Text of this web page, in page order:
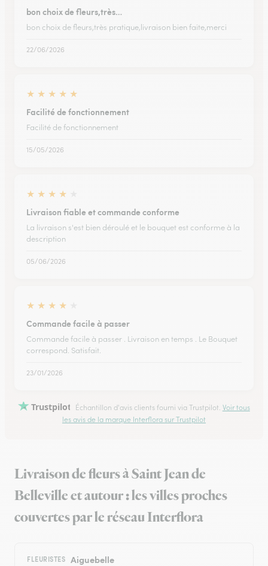
bon choix de fleurs,très…
bon choix de fleurs,très pratique,livraison bien faite,merci
22/06/2026
★ ★ ★ ★ ★
Facilité de fonctionnement
Facilité de fonctionnement
15/05/2026
★ ★ ★ ★
Livraison fiable et commande conforme
La livraison s'est bien déroulé et le bouquet est conforme à la
description
05/06/2026
★ ★ ★ ★
Commande facile à passer
Commande facile à passer . Livraison en temps . Le Bouquet
correspond. Satisfait.
23/01/2026
Trustpilot Échantillon d'avis clients fourni via Trustpilot. Voir tous
les avis de la marque Interflora sur Trustpilot
Livraison de fleurs à Saint Jean de
Belleville et autour : les villes proches
couvertes par le réseau Interflora
FLEURISTES Aiguebelle